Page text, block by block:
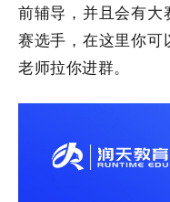
前辅导，并且会有大
赛选手，在这里你可
老师拉你进群。​